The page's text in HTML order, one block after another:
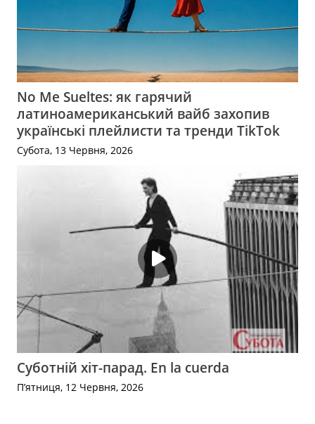
No Me Sueltes: як гарячий
латиноамериканський вайб захопив
українські плейлисти та тренди TikTok
Субота, 13 Червня, 2026
Суботній хіт-парад. En la cuerda
П’ятниця, 12 Червня, 2026